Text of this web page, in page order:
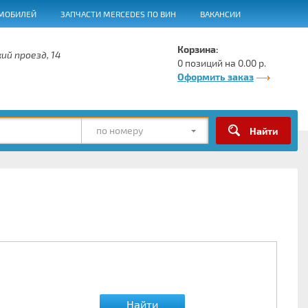
ЗАПЧАСТИ MERCEDES ПО ВИН ВАКАНСИИ
проезд, 14
Корзина:
0 позиций на 0.00 р.
Оформить заказ
по номеру
Найти